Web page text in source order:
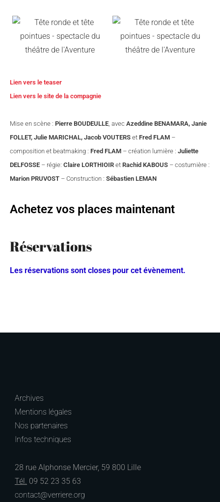
Lien vers le teaser
Lien vers le site de la compagnie
Mise en scène : Pierre BOUDEULLE, avec Azeddine BENAMARA, Janie
FOLLET, Julie MARICHAL, Jacob VOUTERS et Fred FLAM –
composition et beatmaking : Fred FLAM – création lumière : Juliette
DELFOSSE – régie: Claire LORTHIOIR et Rachid KABOUS – costumière :
Marion PRUVOST – Construction : Sébastien LEMAN
Achetez vos places maintenant
Réservations
Les réservations sont closes pour cet évènement.
Archives
Mentions légales
Nos partenaires
Infos techniques
28 rue Alphonse Mercier, 59 800 Lille
Tél. 09 52 23 35 63
contact@verriere.org